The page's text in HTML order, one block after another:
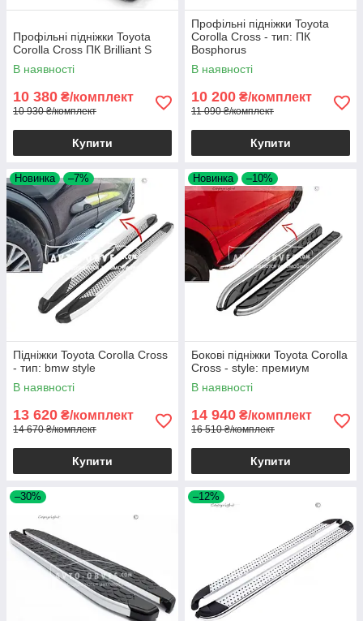
Профільні підніжки Toyota
Corolla Cross ПК Brilliant S
В наявності
10 380 ₴/комплект
10 930 ₴/комплект
Купити
Профільні підніжки Toyota
Corolla Cross - тип: ПК
Bosphorus
В наявності
10 200 ₴/комплект
11 090 ₴/комплект
Купити
Новинка –7%
Підніжки Toyota Corolla Cross
- тип: bmw style
В наявності
13 620 ₴/комплект
14 670 ₴/комплект
Купити
Новинка –10%
Бокові підніжки Toyota Corolla
Cross - style: премиум
В наявності
14 940 ₴/комплект
16 510 ₴/комплект
Купити
–30% –12%